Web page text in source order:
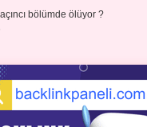
bölümde ölüyor ?